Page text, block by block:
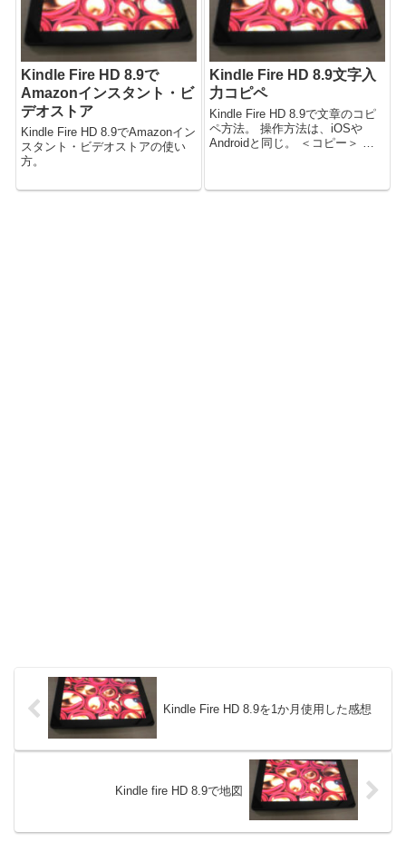
Kindle Fire HD 8.9で
Amazonインスタント・ビ
デオストア
Kindle Fire HD 8.9でAmazonイン
スタント・ビデオストアの使い
方。
Kindle Fire HD 8.9文字入
力コピペ
Kindle Fire HD 8.9で文章のコピ
ペ方法。 操作方法は、iOSや
Androidと同じ。 ＜コピー＞ コ
で左右挟まれる。 同時に「すべ
Kindle Fire HD 8.9を1か月使用した感想
Kindle fire HD 8.9で地図